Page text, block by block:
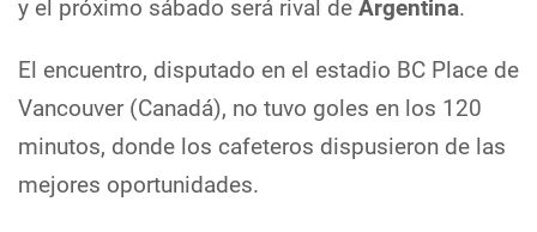
y el próximo sábado será rival de Argentina.
El encuentro, disputado en el estadio BC Place de
Vancouver (Canadá), no tuvo goles en los 120
minutos, donde los cafeteros dispusieron de las
mejores oportunidades.